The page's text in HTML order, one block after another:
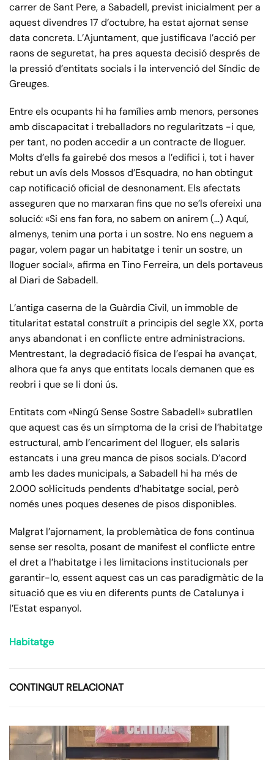
carrer de Sant Pere, a Sabadell, previst inicialment per a
aquest divendres 17 d’octubre, ha estat ajornat sense
data concreta. L’Ajuntament, que justificava l’acció per
raons de seguretat, ha pres aquesta decisió després de
la pressió d’entitats socials i la intervenció del Síndic de
Greuges.
Entre els ocupants hi ha famílies amb menors, persones
amb discapacitat i treballadors no regularitzats -i que,
per tant, no poden accedir a un contracte de lloguer.
Molts d’ells fa gairebé dos mesos a l’edifici i, tot i haver
rebut un avís dels Mossos d’Esquadra, no han obtingut
cap notificació oficial de desnonament. Els afectats
asseguren que no marxaran fins que no se’ls ofereixi una
solució: «Si ens fan fora, no sabem on anirem (…) Aquí,
almenys, tenim una porta i un sostre. No ens neguem a
pagar, volem pagar un habitatge i tenir un sostre, un
lloguer social», afirma en Tino Ferreira, un dels portaveus
al Diari de Sabadell.
L’antiga caserna de la Guàrdia Civil, un immoble de
titularitat estatal construït a principis del segle XX, porta
anys abandonat i en conflicte entre administracions.
Mentrestant, la degradació física de l’espai ha avançat,
alhora que fa anys que entitats locals demanen que es
reobri i que se li doni ús.
Entitats com «Ningú Sense Sostre Sabadell» subratllen
que aquest cas és un símptoma de la crisi de l’habitatge
estructural, amb l’encariment del lloguer, els salaris
estancats i una greu manca de pisos socials. D’acord
amb les dades municipals, a Sabadell hi ha més de
2.000 sol·licituds pendents d’habitatge social, però
només unes poques desenes de pisos disponibles.
Malgrat l’ajornament, la problemàtica de fons continua
sense ser resolta, posant de manifest el conflicte entre
el dret a l’habitatge i les limitacions institucionals per
garantir-lo, essent aquest cas un cas paradigmàtic de la
situació que es viu en diferents punts de Catalunya i
l’Estat espanyol.
Habitatge
CONTINGUT RELACIONAT